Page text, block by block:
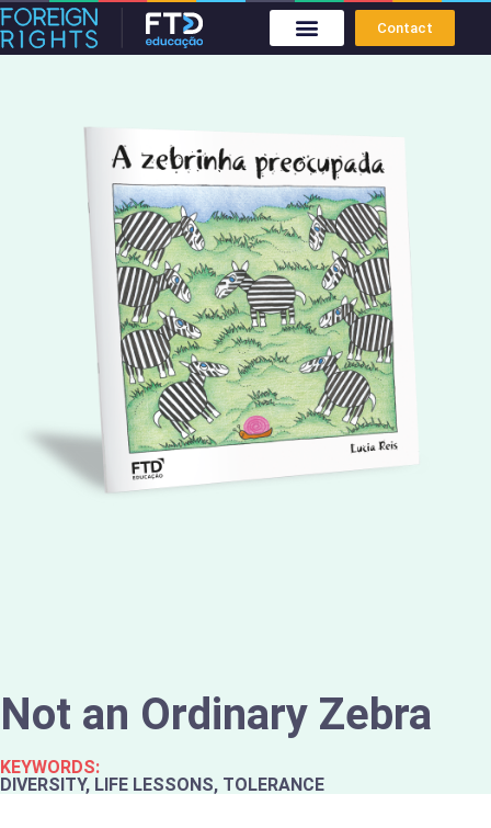
Contact
Not an Ordinary Zebra
KEYWORDS:
DIVERSITY, LIFE LESSONS, TOLERANCE